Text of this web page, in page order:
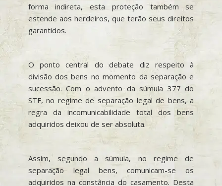
forma indireta, esta proteção também se
estende aos herdeiros, que terão seus direitos
garantidos.
O ponto central do debate diz respeito à
divisão dos bens no momento da separação e
sucessão. Com o advento da súmula 377 do
STF, no regime de separação legal de bens, a
regra da incomunicabilidade total dos bens
adquiridos deixou de ser absoluta.
Assim, segundo a súmula, no regime de
separação legal bens, comunicam-se os
adquiridos na constância do casamento. Desta